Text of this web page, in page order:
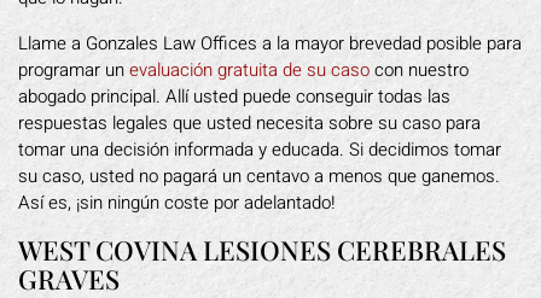
Llame a Gonzales Law Offices a la mayor brevedad posible para
programar unevaluación gratuita de su casocon nuestro
abogado principal. Allí usted puede conseguir todas las
respuestas legales que usted necesita sobre su caso para
tomar una decisión informada y educada. Si decidimos tomar
su caso, usted no pagará un centavo a menos que ganemos.
Así es, ¡sin ningún coste por adelantado!
WEST COVINA LESIONES CEREBRALES
GRAVES